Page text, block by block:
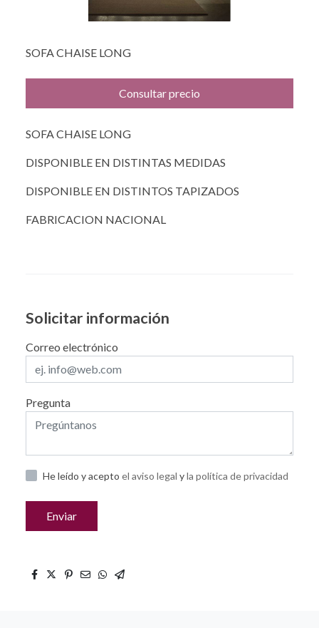
SOFA CHAISE LONG
Consultar precio
SOFA CHAISE LONG
DISPONIBLE EN DISTINTAS MEDIDAS
DISPONIBLE EN DISTINTOS TAPIZADOS
FABRICACION NACIONAL
Solicitar información
Correo electrónico
Pregunta
He leído y acepto el aviso legal yla política de privacidad
Enviar